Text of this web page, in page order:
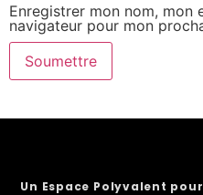
Enregistrer mon nom, mon
navigateur pour mon
Un Espace Polyvalent